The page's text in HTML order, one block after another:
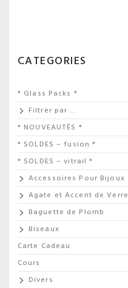
CATEGORIES
* Glass Packs *
Filtrer par …
* NOUVEAUTÉS *
* SOLDES – fusion *
* SOLDES – vitrail *
Accessoires Pour Bijoux
Agate et Accent de Verre
Baguette de Plomb
Biseaux
Carte Cadeau
Cours
Divers